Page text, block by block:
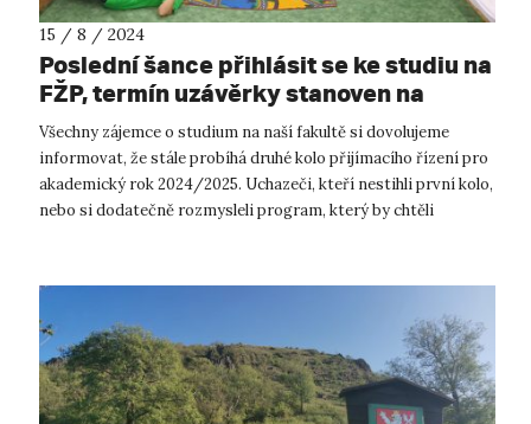
15 / 8 / 2024
Poslední šance přihlásit se ke studiu na
FŽP, termín uzávěrky stanoven na
23.8.2024.
Všechny zájemce o studium na naší fakultě si dovolujeme
informovat, že stále probíhá druhé kolo přijímacího řízení pro
akademický rok 2024/2025. Uchazeči, kteří nestihli první kolo,
nebo si dodatečně rozmysleli program, který by chtěli